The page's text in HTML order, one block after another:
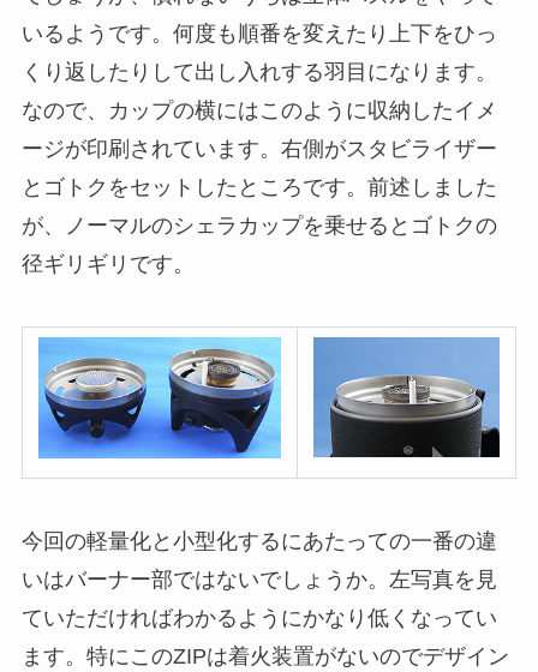
いるようです。何度も順番を変えたり上下をひっ
くり返したりして出し入れする羽目になります。
なので、カップの横にはこのように収納したイメ
ージが印刷されています。右側がスタビライザー
とゴトクをセットしたところです。前述しました
が、ノーマルのシェラカップを乗せるとゴトクの
径ギリギリです。
今回の軽量化と小型化するにあたっての一番の違
いはバーナー部ではないでしょうか。左写真を見
ていただければわかるようにかなり低くなってい
ます。特にこのZIPは着火装置がないのでデザイン